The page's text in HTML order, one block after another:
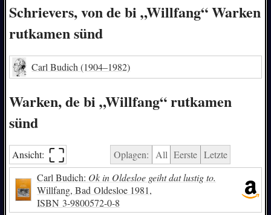
Schrievers, von de bi „Willfang“ Warken
rutkamen sünd
Carl Budich(1904–1982)
Warken, de bi „Willfang“ rutkamen
sünd
Ansicht: ⛶︎ Oplagen: All Eerste Letzte
Carl Budich: Ok in Oldesloe geiht dat lustig to.
Willfang, Bad Oldesloe 1981,
ISBN 3-9800572-0-8